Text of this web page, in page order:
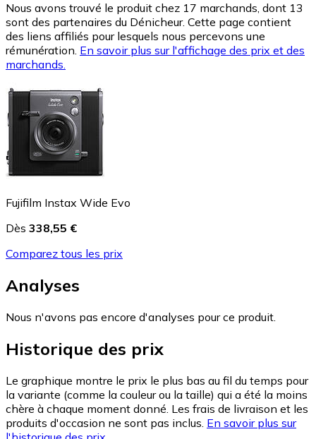
Nous avons trouvé le produit chez 17 marchands, dont 13
sont des partenaires du Dénicheur. Cette page contient
des liens affiliés pour lesquels nous percevons une
rémunération. En savoir plus sur l'affichage des prix et des
marchands.
Fujifilm Instax Wide Evo
Dès 338,55 €
Comparez tous les prix
Analyses
Nous n'avons pas encore d'analyses pour ce produit.
Historique des prix
Le graphique montre le prix le plus bas au fil du temps pour
la variante (comme la couleur ou la taille) qui a été la moins
chère à chaque moment donné. Les frais de livraison et les
produits d'occasion ne sont pas inclus. En savoir plus sur